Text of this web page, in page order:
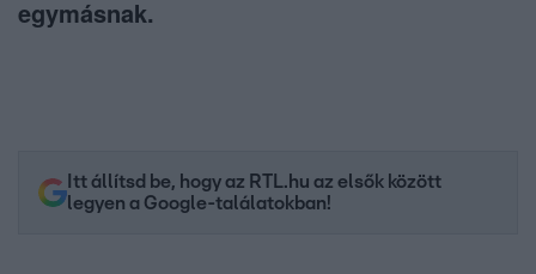
egymásnak.
Itt állítsd be, hogy az RTL.hu az elsők között
legyen a Google-találatokban!